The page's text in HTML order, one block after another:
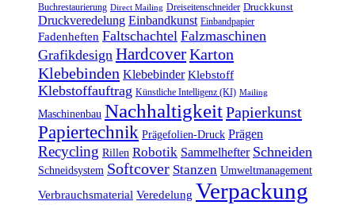
Buchrestaurierung Direct Mailing Dreiseitenschneider Druckkunst
Druckveredelung Einbandkunst Einbandpapier
Fadenheften Faltschachtel Falzmaschinen
Grafikdesign HardcoverKarton
Klebebinden Klebebinder Klebstoff
Klebstoffauftrag Künstliche Intelligenz (KI) Mailing
Maschinenbau NachhaltigkeitPapierkunst
Papiertechnik Prägefolien-Druck Prägen
Recycling Rillen Robotik Sammelhefter Schneiden
Schneidsystem Softcover Stanzen Umweltmanagement
Verbrauchsmaterial Veredelung Verpackung